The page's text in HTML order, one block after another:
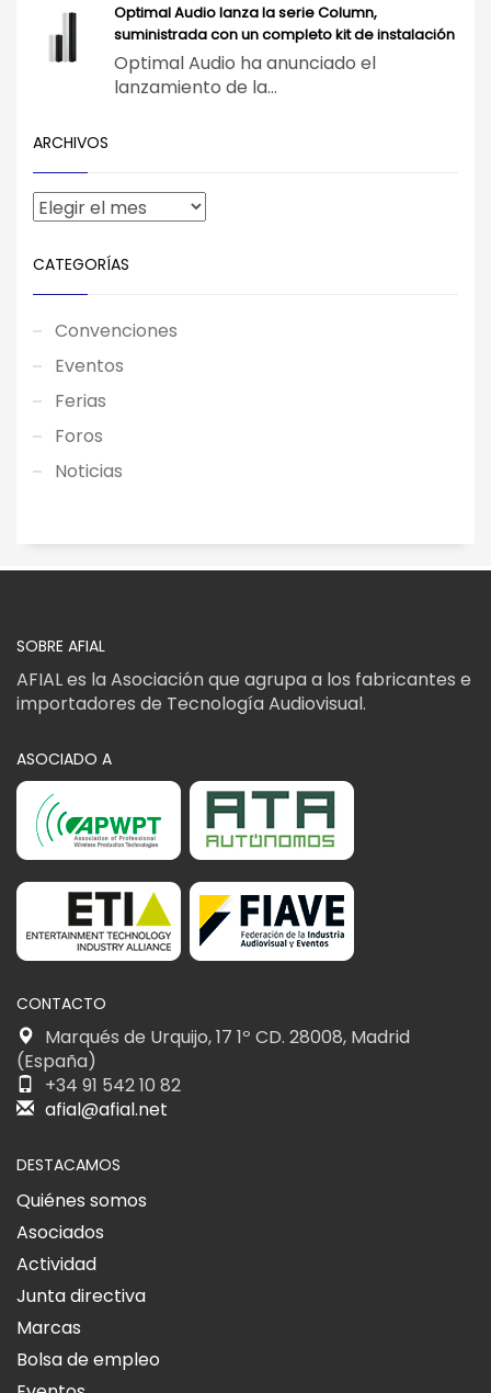
Optimal Audio lanza la serie Column,
suministrada con un completo kit de instalación
Optimal Audio ha anunciado el
lanzamiento de la...
ARCHIVOS
CATEGORÍAS
Convenciones
Eventos
Ferias
Foros
Noticias
SOBRE AFIAL
AFIAL es la Asociación que agrupa a los fabricantes e
importadores de Tecnología Audiovisual.
ASOCIADO A
CONTACTO
Marqués de Urquijo, 17 1º CD. 28008, Madrid
(España)
+34 91 542 10 82
afial@afial.net
DESTACAMOS
Quiénes somos
Asociados
Actividad
Junta directiva
Marcas
Bolsa de empleo